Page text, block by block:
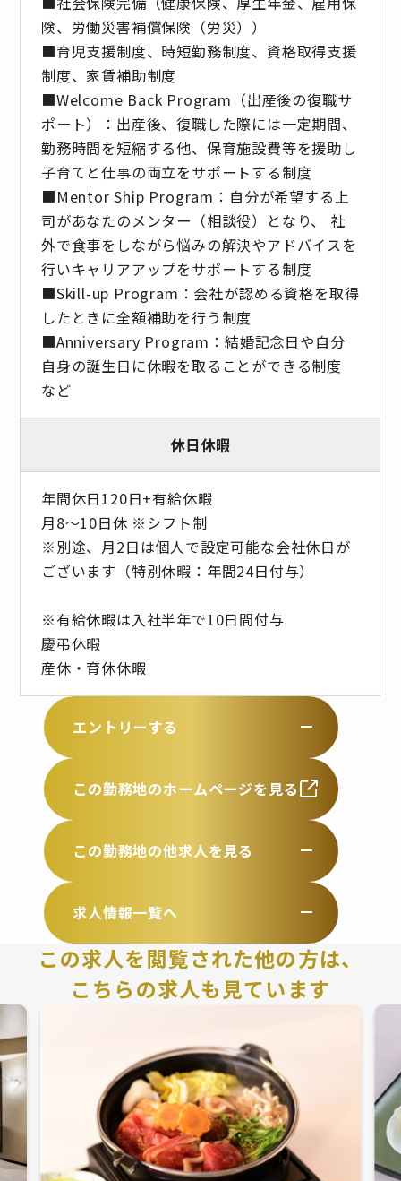
険、労働災害補償保険（労災））
■育児支援制度、時短勤務制度、資格取得支援
制度、家賃補助制度
■Welcome Back Program（出産後の復職サ
ポート）：出産後、復職した際には一定期間、
勤務時間を短縮する他、保育施設費等を援助し
子育てと仕事の両立をサポートする制度
■Mentor Ship Program：自分が希望する上
司があなたのメンター（相談役）となり、 社
外で食事をしながら悩みの解決やアドバイスを
行いキャリアアップをサポートする制度
■Skill-up Program：会社が認める資格を取得
したときに全額補助を行う制度
■Anniversary Program：結婚記念日や自分
自身の誕生日に休暇を取ることができる制度
など
休日休暇
年間休日120日+有給休暇
月8～10日休 ※シフト制
※別途、月2日は個人で設定可能な会社休日が
ございます（特別休暇：年間24日付与）
※有給休暇は入社半年で10日間付与
慶弔休暇
産休・育休休暇
エントリーする
この勤務地のホームページを見る
この勤務地の他求人を見る
求人情報一覧へ
この求人を閲覧された他の方は、
こちらの求人も見ています